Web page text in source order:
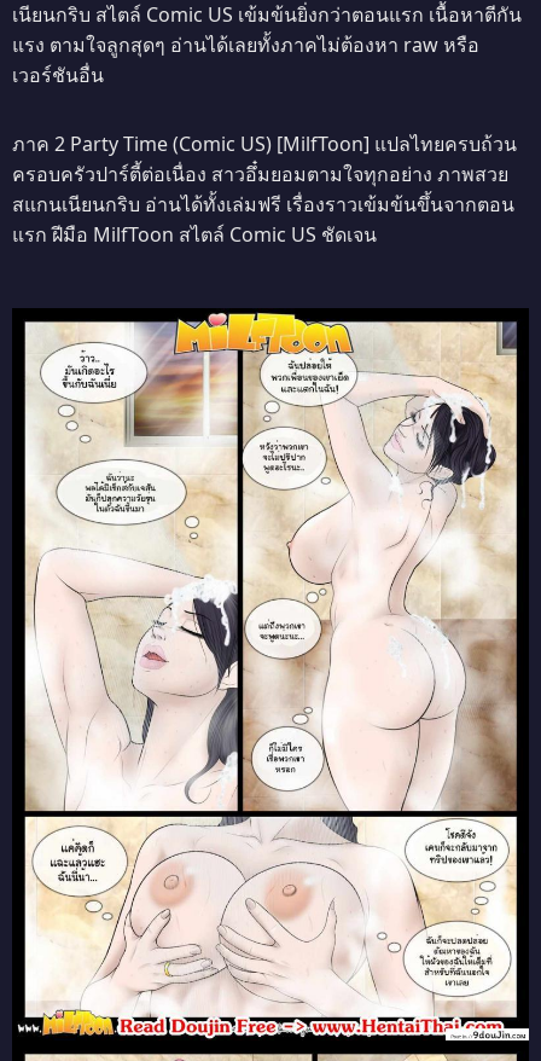
เนียนกริบ สไตล์ Comic US เข้มข้นยิ่งกว่าตอนแรก เนื้อหาตีกัน
แรง ตามใจลูกสุดๆ อ่านได้เลยทั้งภาคไม่ต้องหา raw หรือ
เวอร์ชันอื่น
ภาค 2 Party Time (Comic US) [MilfToon] แปลไทยครบถ้วน
ครอบครัวปาร์ตี้ต่อเนื่อง สาวอึ๋มยอมตามใจทุกอย่าง ภาพสวย
สแกนเนียนกริบ อ่านได้ทั้งเล่มฟรี เรื่องราวเข้มข้นขึ้นจากตอน
แรก ฝีมือ MilfToon สไตล์ Comic US ชัดเจน